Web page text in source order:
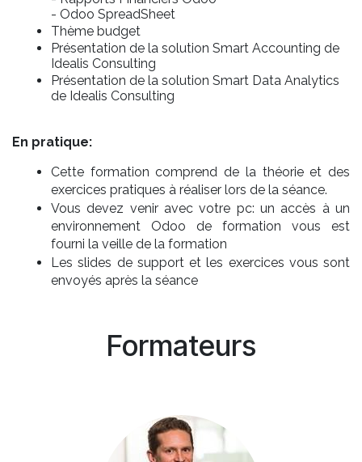
- Odoo SpreadSheet
Thème budget
Présentation de la solution Smart Accounting de
Idealis Consulting
Présentation de la solution Smart Data Analytics
de Idealis Consulting
En pratique:
Cette formation comprend de la théorie et des
exercices pratiques à réaliser lors de la séance.
Vous devez venir avec votre pc: un accès à un
environnement Odoo de formation vous est
fourni la veille de la formation
Les slides de support et les exercices vous sont
envoyés après la séance
Formateurs